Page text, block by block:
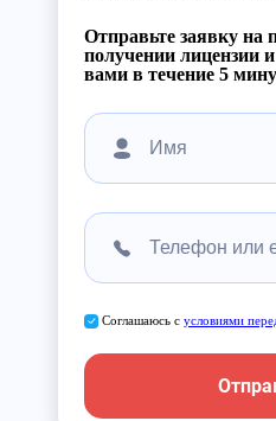
Отправьте заявку на
получении лицензии
вами в течение 5
Соглашаюсь с условиями